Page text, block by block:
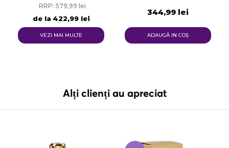
de la
RRP: 579,99 lei
422,99 lei
VEZI MAI MULTE
344,99 lei
ADAUGĂ IN COŞ
Alți clienți au apreciat